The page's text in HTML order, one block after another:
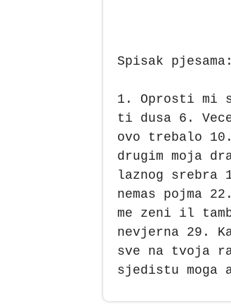
Spisak pjesama:
1. Oprosti mi
ti dusa 6.
ovo trebalo
drugim moja
laznog srebra
nemas pojma
me zeni il
nevjerna 29.
sve na tvoja
sjedistu moga